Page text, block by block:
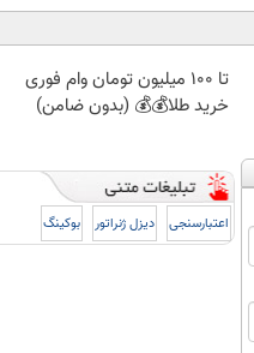
تا 100 میلیون تومان وام فوری
خرید طلا💰💰 (بدون ضامن)
اعتبارسنجی دیزل ژنراتور بوکینگ